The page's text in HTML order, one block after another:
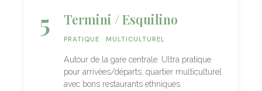
5 Termini / Esquilino
PRATIQUE · MULTICULTUREL
Autour de la gare centrale. Ultra pratique
pour arrivées/départs, quartier multiculturel
avec bons restaurants ethniques.